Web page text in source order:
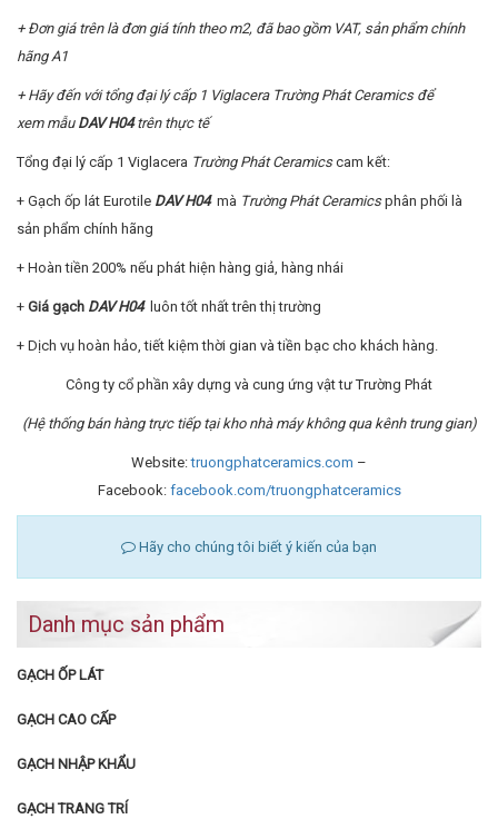
+ Đơn giá trên là đơn giá tính theo m2, đã bao gồm VAT, sản phẩm chính
hãng A1
+ Hãy đến với tổng đại lý cấp 1 Viglacera Trường Phát Ceramics để
xem mẫuDAV H04 trên thực tế
Tổng đại lý cấp 1 Viglacera Trường Phát Ceramicscam kết:
+ Gạch ốp lát Eurotile DAV H04 mà Trường Phát Ceramicsphân phối là
sản phẩm chính hãng
+ Hoàn tiền 200% nếu phát hiện hàng giả, hàng nhái
+ Giá gạch DAV H04 luôn tốt nhất trên thị trường
+ Dịch vụ hoàn hảo, tiết kiệm thời gian và tiền bạc cho khách hàng.
Công ty cổ phần xây dựng và cung ứng vật tư Trường Phát
(Hệ thống bán hàng trực tiếp tại kho nhà máy không qua kênh trung gian)
Website:truongphatceramics.com –
Facebook: facebook.com/truongphatceramics
Hãy cho chúng tôi biết ý kiến của bạn
Danh mục sản phẩm
GẠCH ỐP LÁT
GẠCH CAO CẤP
GẠCH NHẬP KHẨU
GẠCH TRANG TRÍ